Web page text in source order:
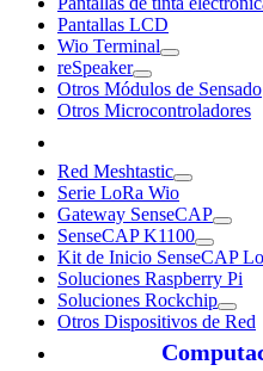
Pantallas LCD
Wio Terminal
reSpeaker
Otros Módulos de Sensado
Otros Microcontroladores
Red Meshtastic
Serie LoRa Wio
Gateway SenseCAP
SenseCAP K1100
Kit de Inicio SenseCAP
Soluciones Raspberry Pi
Soluciones Rockchip
Otros Dispositivos de Red